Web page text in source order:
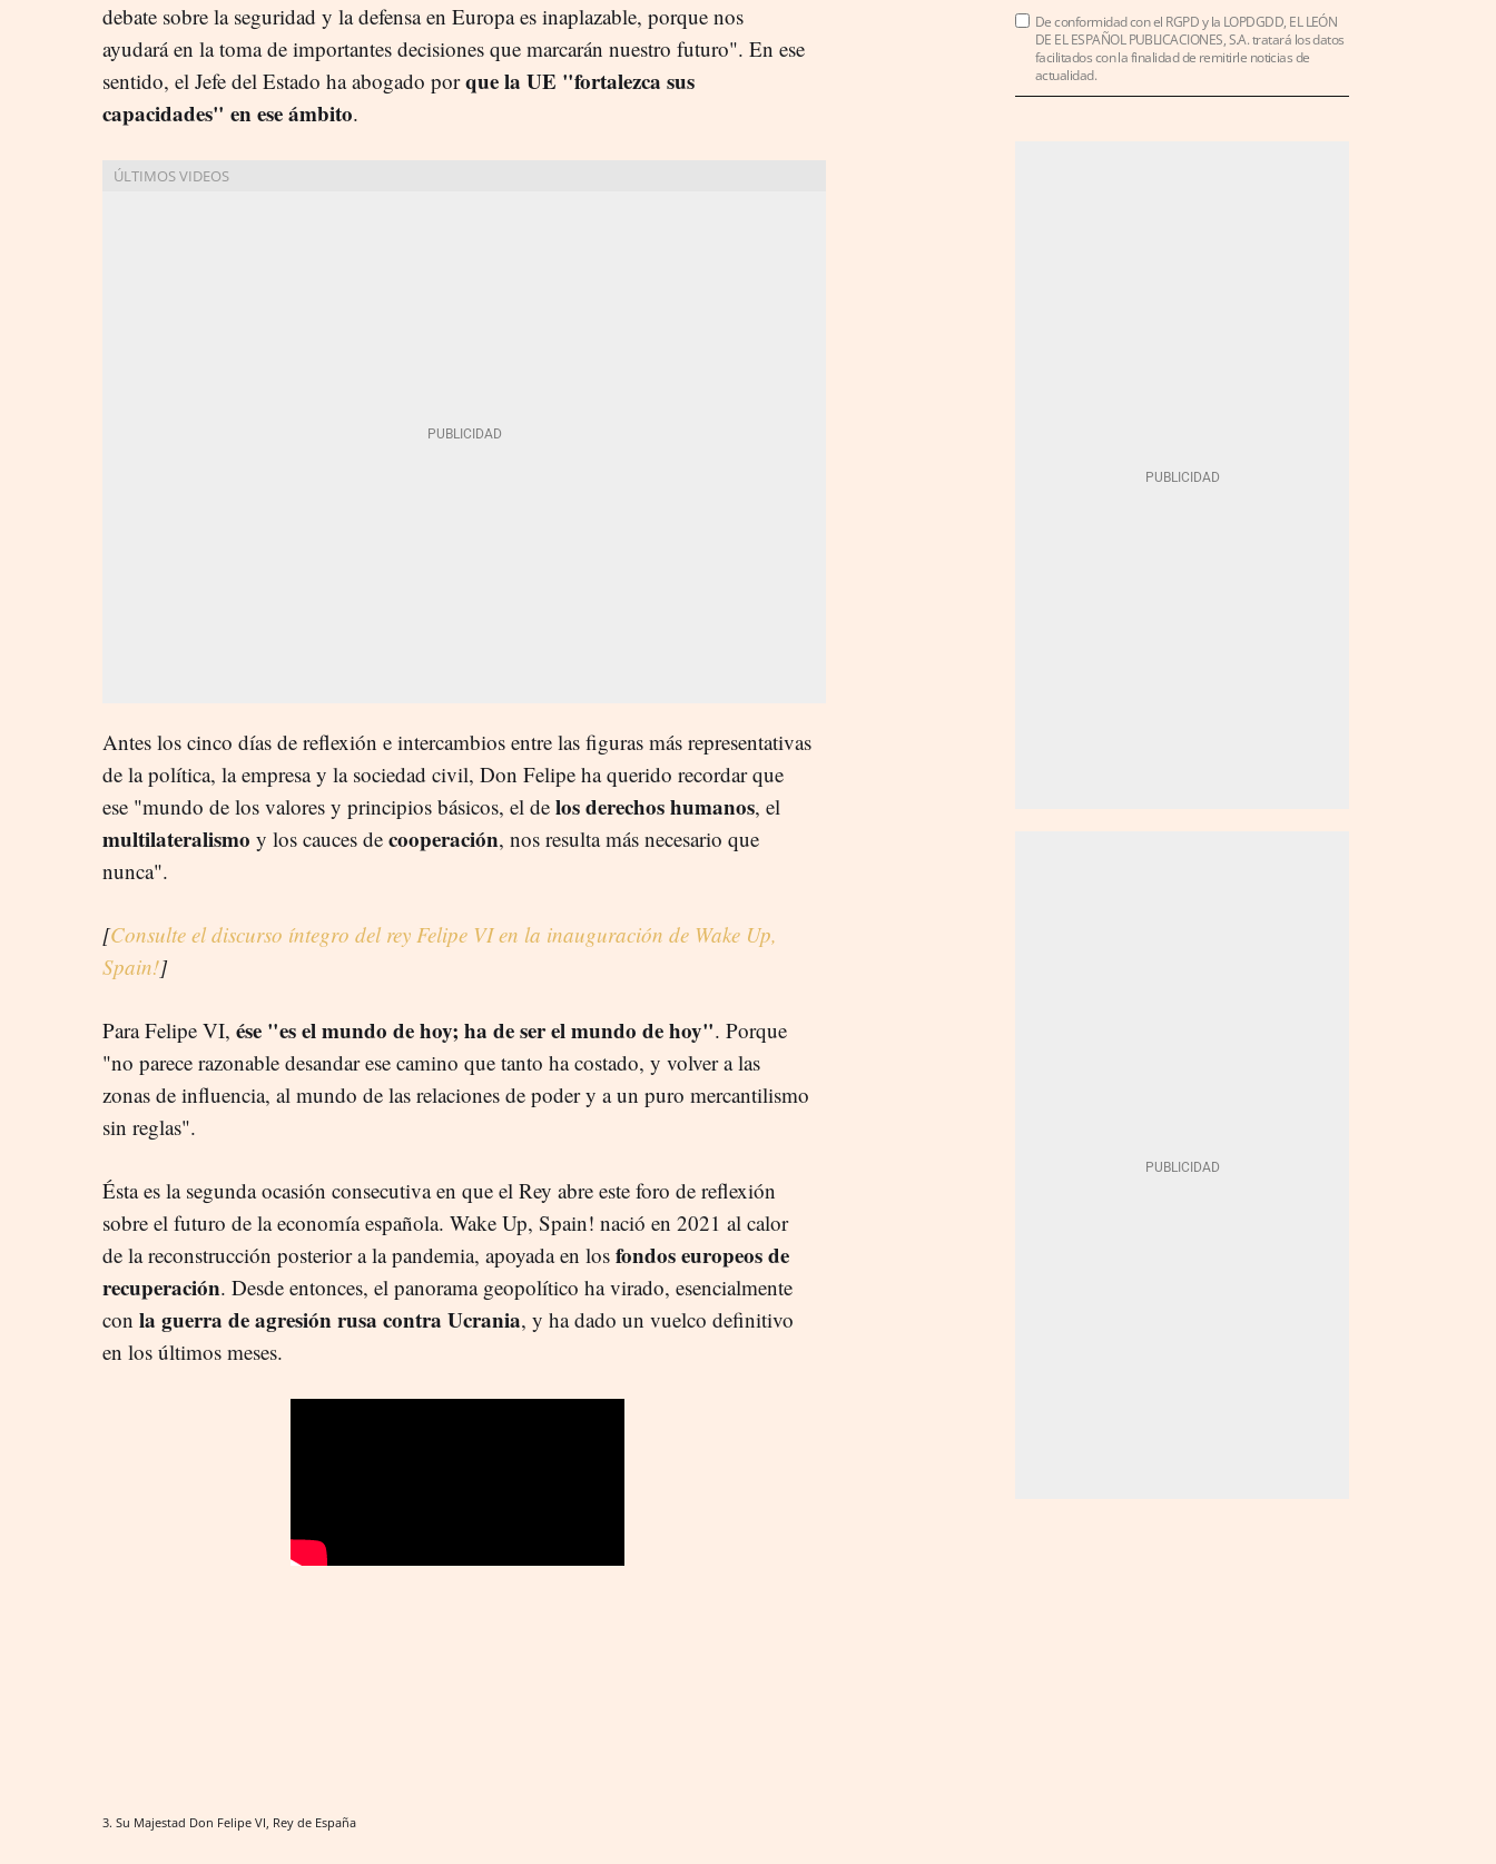
debate sobre la seguridad y la defensa en Europa es inaplazable, porque nos
ayudará en la toma de importantes decisiones que marcarán nuestro futuro". En ese
sentido, el Jefe del Estado ha abogado porque la UE "fortalezca sus
capacidades" en ese ámbito.
Antes los cinco días de reflexión e intercambios entre las figuras más representativas
de la política, la empresa y la sociedad civil, Don Felipe ha querido recordar que
ese "mundo de los valores y principios básicos, el de los derechos humanos, el
multilateralismo y los cauces de cooperación, nos resulta más necesario que
nunca".
[Consulte el discurso íntegro del rey Felipe VI en la inauguración de Wake Up,
Spain!]
Para Felipe VI, ése "es el mundo de hoy; ha de ser el mundo de hoy". Porque
"no parece razonable desandar ese camino que tanto ha costado, y volver a las
zonas de influencia, al mundo de las relaciones de poder y a un puro mercantilismo
sin reglas".
Ésta es la segunda ocasión consecutiva en que el Rey abre este foro de reflexión
sobre el futuro de la economía española. Wake Up, Spain! nació en 2021 al calor
de la reconstrucción posterior a la pandemia, apoyada en los fondos europeos de
recuperación. Desde entonces, el panorama geopolítico ha virado, esencialmente
con la guerra de agresión rusa contra Ucrania, y ha dado un vuelco definitivo
en los últimos meses.
3. Su Majestad Don Felipe VI, Rey de España
De conformidad con el RGPD y la LOPDGDD, EL LEÓN
DE EL ESPAÑOL PUBLICACIONES, S.A. tratará los datos
facilitados con la finalidad de remitirle noticias de
actualidad.